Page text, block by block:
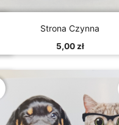
Szybki podgląd
Strona Czynna
5,00 zł